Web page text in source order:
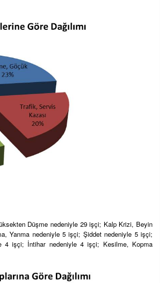
Düşme nedeniyle 29 işçi; Kalp Krizi, Beyin
Yanma nedeniyle 5 işçi; Şiddet nedeniyle 5 işçi;
4 işçi; İntihar nedeniyle 4 işçi; Kesilme, Kopma